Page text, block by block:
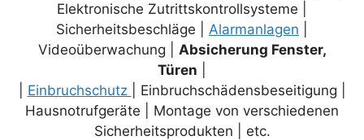
Elektronische Zutrittskontrollsysteme |
Sicherheitsbeschläge | Alarmanlagen
Videoüberwachung | Absicherung Fenster,
Türen
Einbruchschutz
| Einbruchschädensbeseitigung |
Hausnotrufgeräte | Montage von verschiedenen
Sicherheitsprodukten | etc.